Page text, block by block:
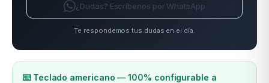
¿Dudas? Escríbenos por WhatsApp
Te respondemos tus dudas en el día.
⌨️ Teclado americano — 100% configurable a